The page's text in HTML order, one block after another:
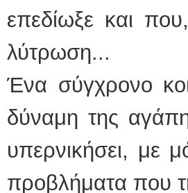
επεδίωξε και
λύτρωση...
Ένα σύγχρονο
δύναμη της
υπερνικήσει, με
προβλήματα που